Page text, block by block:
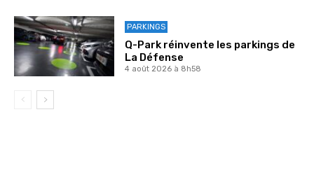
PARKINGS
Q-Park réinvente les parkings de
La Défense
4 août 2026 à 8h58